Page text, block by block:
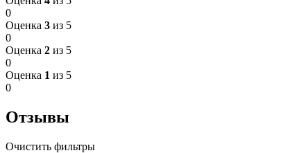
0
Оценка 3 из 5
0
Оценка 2 из 5
0
Оценка 1 из 5
0
Отзывы
Очистить фильтры